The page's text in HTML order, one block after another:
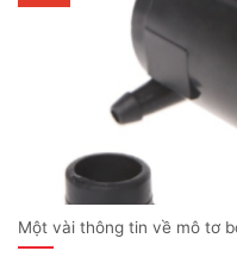
Một vài thông tin về mô tơ